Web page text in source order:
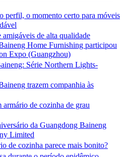
perfil, o momento certo para móveis
amigáveis de alta qualidade
Home Furnishing participou
Expo (Guangzhou)
Série Northern Lights-
trazem companhia às
de cozinha de grau
da Guangdong Baineng
Limited
de cozinha parece mais bonito?